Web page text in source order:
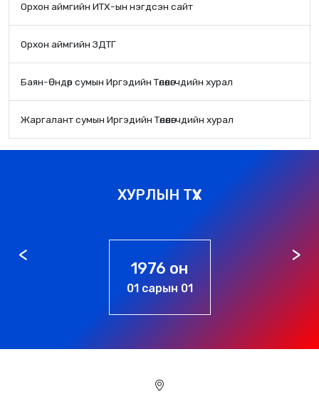
Орхон аймгийн ИТХ-ын нэгдсэн сайт
Орхон аймгийн ЗДТГ
Баян-Өндөр сумын Иргэдийн Төлөөлөгчдийн хурал
Жаргалант сумын Иргэдийн Төлөөлөгчдийн хурал
ХУРЛЫН ТҮҮХ
1976 он
01 сарын 01